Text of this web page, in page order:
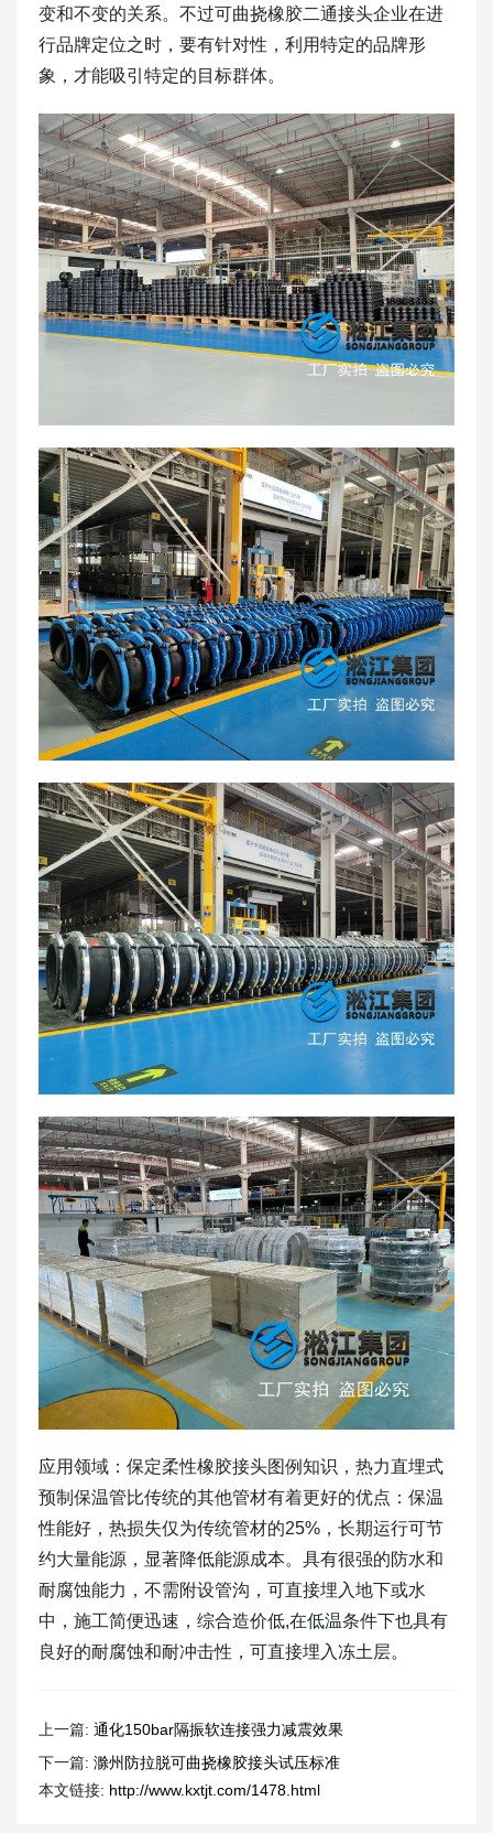
变和不变的关系。不过可曲挠橡胶二通接头企业在进
行品牌定位之时，要有针对性，利用特定的品牌形
象，才能吸引特定的目标群体。
应用领域：保定柔性橡胶接头图例知识，热力直埋式
预制保温管比传统的其他管材有着更好的优点：保温
性能好，热损失仅为传统管材的25%，长期运行可节
约大量能源，显著降低能源成本。具有很强的防水和
耐腐蚀能力，不需附设管沟，可直接埋入地下或水
中，施工简便迅速，综合造价低,在低温条件下也具有
良好的耐腐蚀和耐冲击性，可直接埋入冻土层。
上一篇: 通化150bar隔振软连接强力减震效果
下一篇: 滁州防拉脱可曲挠橡胶接头试压标准
本文链接: http://www.kxtjt.com/1478.html